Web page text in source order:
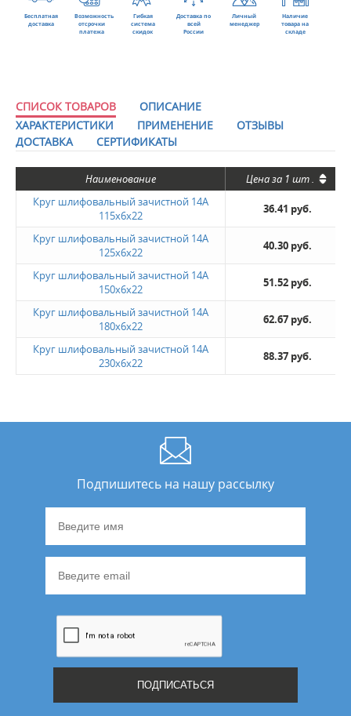
Бесплатная
доставка
Возможность
отсрочки
платежа
Гибкая
система
скидок
Доставка по
всей
России
Личный
менеджер
Наличие
товара на
складе
СПИСОК ТОВАРОВ
ОПИСАНИЕ
ХАРАКТЕРИСТИКИ
ПРИМЕНЕНИЕ
ОТЗЫВЫ
ДОСТАВКА
СЕРТИФИКАТЫ
Наименование Цена за 1 шт.
Круг шлифовальный зачистной 14A
115х6х22
36.41 руб.
Круг шлифовальный зачистной 14A
125х6х22
40.30 руб.
Круг шлифовальный зачистной 14A
150х6х22
51.52 руб.
Круг шлифовальный зачистной 14A
180х6х22
62.67 руб.
Круг шлифовальный зачистной 14A
230х6х22
88.37 руб.
Подпишитесь на нашу рассылку